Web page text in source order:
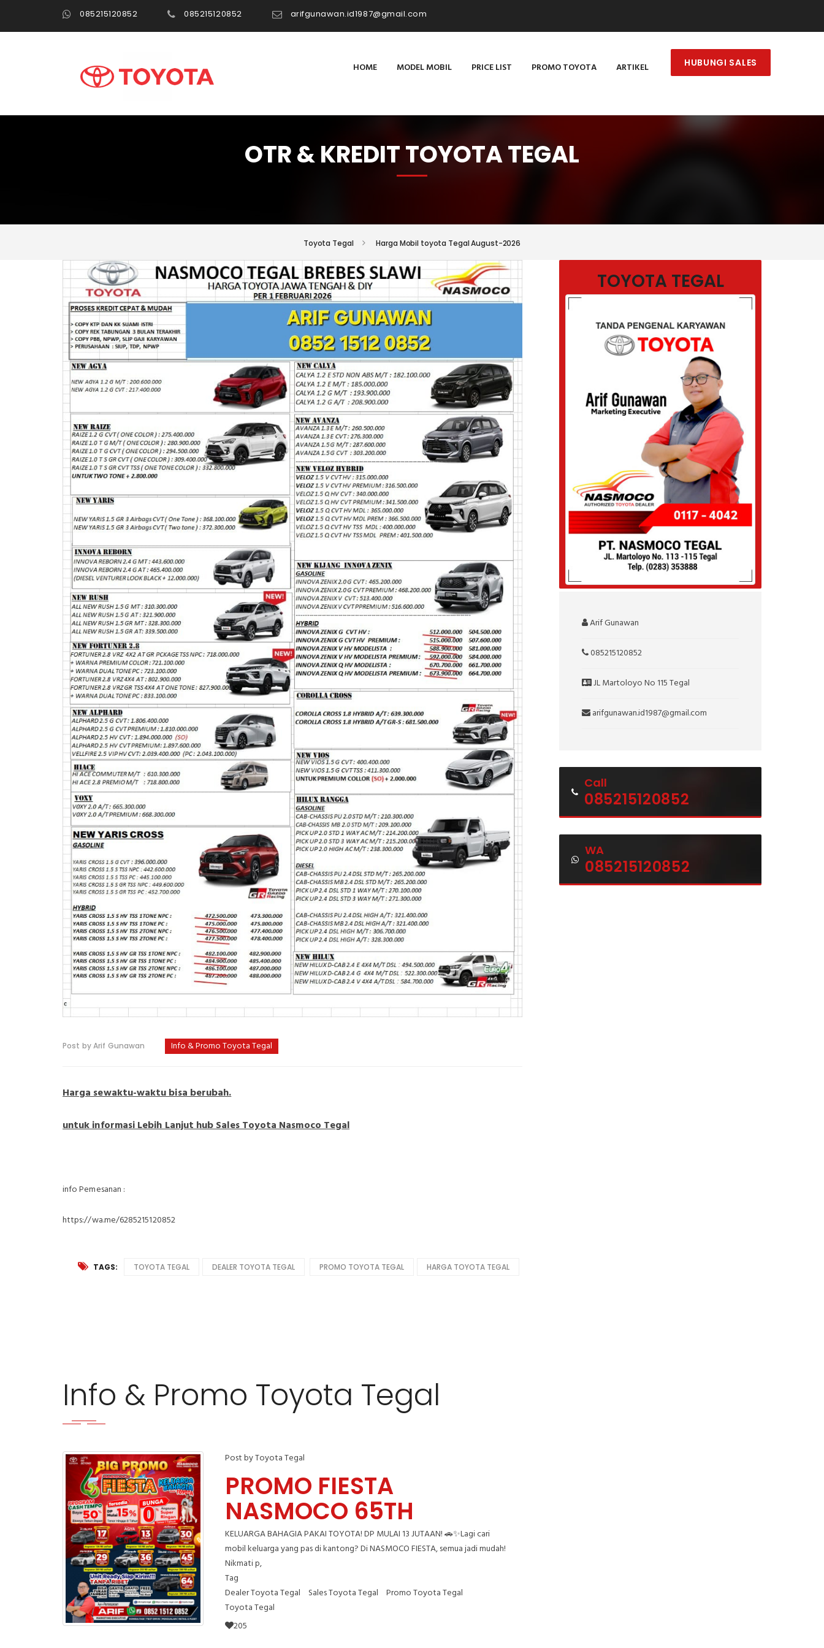
085215120852 085215120852 arifgunawan.id1987@gmail.com
HUBUNGI SALES
HOME MODEL MOBIL PRICE LIST PROMO TOYOTA ARTIKEL
OTR & KREDIT TOYOTA TEGAL
Toyota Tegal Harga Mobil toyota Tegal August-2026
Post by Arif Gunawan Info & Promo Toyota Tegal
Harga sewaktu-waktu bisa berubah.
untuk informasi Lebih Lanjut hub Sales Toyota Nasmoco Tegal
info Pemesanan :
https://wa.me/6285215120852
TAGS: TOYOTA TEGAL DEALER TOYOTA TEGAL PROMO TOYOTA TEGAL HARGA TOYOTA TEGAL
Info & Promo Toyota Tegal
Post by Toyota Tegal
PROMO FIESTA
NASMOCO 65TH
KELUARGA BAHAGIA PAKAI TOYOTA! DP MULAI 13 JUTAAN! 🚗✨Lagi cari
mobil keluarga yang pas di kantong? Di NASMOCO FIESTA, semua jadi mudah!
Nikmati p,
Tag
Dealer Toyota Tegal
Sales Toyota Tegal
Promo Toyota Tegal
Toyota Tegal
205
TOYOTA TEGAL
Arif Gunawan
085215120852
JL Martoloyo No 115 Tegal
arifgunawan.id1987@gmail.com
Call
085215120852
WA
085215120852